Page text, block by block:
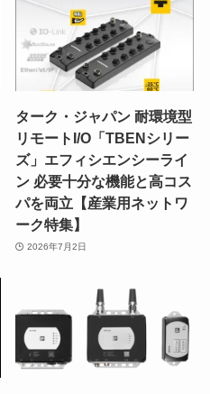
ターク・ジャパン 耐環境型
リモートI/O「TBENシリー
ズ」エフィシエンシーライ
ン 必要十分な機能と高コス
パを両立【産業用ネットワ
ーク特集】
2026年7月2日